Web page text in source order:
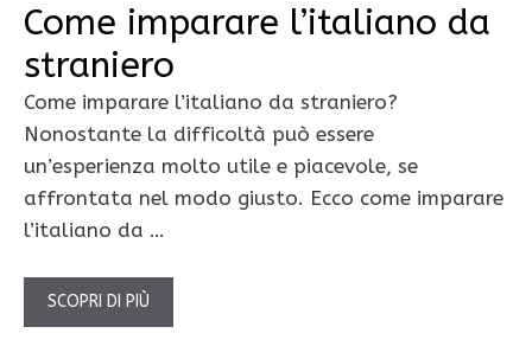
Come imparare l’italiano da
straniero
Come imparare l’italiano da straniero?
Nonostante la difficoltà può essere
un’esperienza molto utile e piacevole, se
affrontata nel modo giusto. Ecco come imparare
l’italiano da …
SCOPRI DI PIÙ